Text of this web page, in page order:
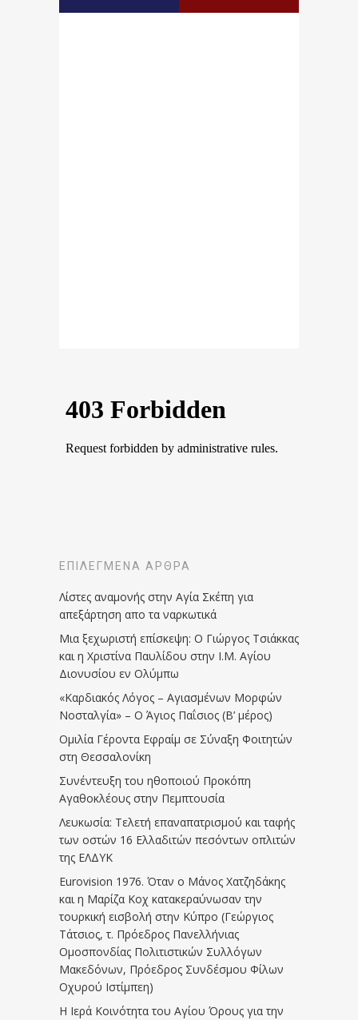
ΕΠΙΛΕΓΜΈΝΑ ΆΡΘΡΑ
Λίστες αναμονής στην Αγία Σκέπη για
απεξάρτηση απο τα ναρκωτικά
Μια ξεχωριστή επίσκεψη: Ο Γιώργος Τσιάκκας
και η Χριστίνα Παυλίδου στην Ι.Μ. Αγίου
Διονυσίου εν Ολύμπω
«Καρδιακός Λόγος – Αγιασμένων Μορφών
Νοσταλγία» – Ο Άγιος Παΐσιος (Β’ μέρος)
Ομιλία Γέροντα Εφραίμ σε Σύναξη Φοιτητών
στη Θεσσαλονίκη
Συνέντευξη του ηθοποιού Προκόπη
Αγαθοκλέους στην Πεμπτουσία
Λευκωσία: Τελετή επαναπατρισμού και ταφής
των οστών 16 Ελλαδιτών πεσόντων οπλιτών
της ΕΛΔΥΚ
Eurovision 1976. Όταν ο Μάνος Χατζηδάκης
και η Μαρίζα Κοχ κατακεραύνωσαν την
τουρκική εισβολή στην Κύπρο (Γεώργιος
Τάτσιος, τ. Πρόεδρος Πανελλήνιας
Ομοσπονδίας Πολιτιστικών Συλλόγων
Μακεδόνων, Πρόεδρος Συνδέσμου Φίλων
Οχυρού Ιστίμπεη)
Η Ιερά Κοινότητα του Αγίου Όρους για την